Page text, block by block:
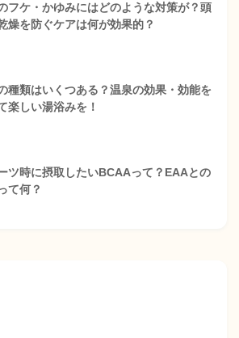
フケ・かゆみにはどのような対策が？頭
燥を防ぐケアは何が効果的？
種類はいくつある？温泉の効果・効能を
楽しい湯浴みを！
ツ時に摂取したいBCAAって？EAAとの
て何？